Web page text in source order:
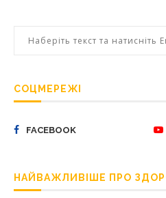
СОЦМЕРЕЖІ
FACEBOOK
НАЙВАЖЛИВІШЕ ПРО